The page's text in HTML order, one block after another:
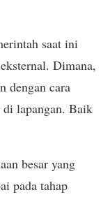
saat ini
Dimana,
dengan cara
di lapangan. Baik
besar yang
pada tahap